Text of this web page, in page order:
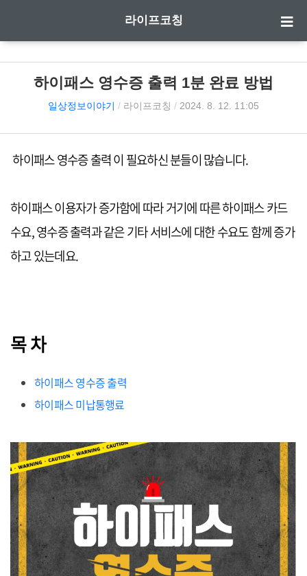
라이프코칭
하이패스 영수증 출력 1분 완료 방법
일상정보이야기 / 라이프코칭 / 2024. 8. 12. 11:05
하이패스 영수증 출력 이 필요하신 분들이 많습니다.
하이패스 이용자가 증가함에 따라 거기에 따른 하이패스 카드
수요, 영수증 출력과 같은 기타 서비스에 대한 수요도 함께 증가
하고 있는데요.
목 차
하이패스 영수증 출력
하이패스 미납통행료